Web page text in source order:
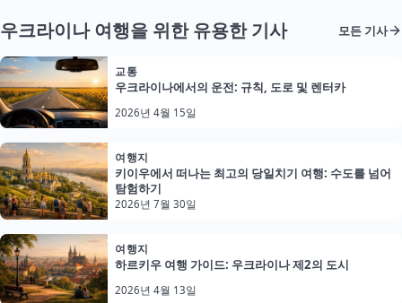
우크라이나 여행을 위한 유용한 기사 모든 기사
교통
우크라이나에서의 운전: 규칙, 도로 및 렌터카
2026년 4월 15일
여행지
키이우에서 떠나는 최고의 당일치기 여행: 수도를 넘어
탐험하기
2026년 7월 30일
여행지
하르키우 여행 가이드: 우크라이나 제2의 도시
2026년 4월 13일